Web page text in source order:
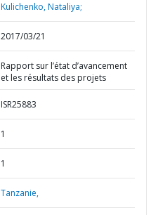
Kulichenko, Nataliya;
2017/03/21
Rapport sur l’état d’avancement
et les résultats des projets
ISR25883
1
1
Tanzanie,